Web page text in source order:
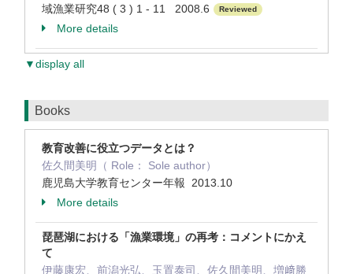
域漁業研究48 ( 3 ) 1 - 11 2008.6
Reviewed
More details
▼display all
Books
教育改善に役立つデータとは？
佐久間美明（ Role： Sole author）
鹿児島大学教育センター年報 2013.10
More details
琵琶湖における「漁業環境」の再考：コメントにかえ
て
伊藤康宏、前潟光弘、玉置泰司、佐久間美明、増﨑勝